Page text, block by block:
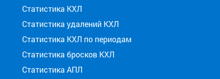
Статистика КХЛ
Статистика удалений КХЛ
Статистика КХЛ по периодам
Статистика бросков КХЛ
Статистика АПЛ